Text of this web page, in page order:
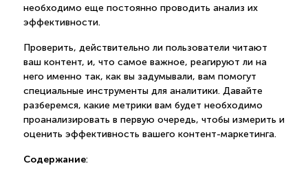
необходимо еще постоянно проводить анализ их
эффективности.
Проверить, действительно ли пользователи читают
ваш контент, и, что самое важное, реагируют ли на
него именно так, как вы задумывали, вам помогут
специальные инструменты для аналитики. Давайте
разберемся, какие метрики вам будет необходимо
проанализировать в первую очередь, чтобы измерить и
оценить эффективность вашего контент-маркетинга.
Содержание: